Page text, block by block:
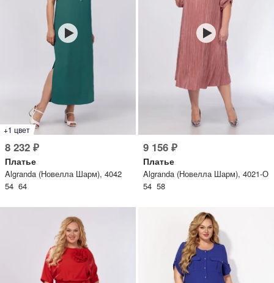
+1 цвет
8 232 ₽
Платье
Algranda (Новелла Шарм), 4042
54 64
9 156 ₽
Платье
Algranda (Новелла Шарм), 4021-О
54 58